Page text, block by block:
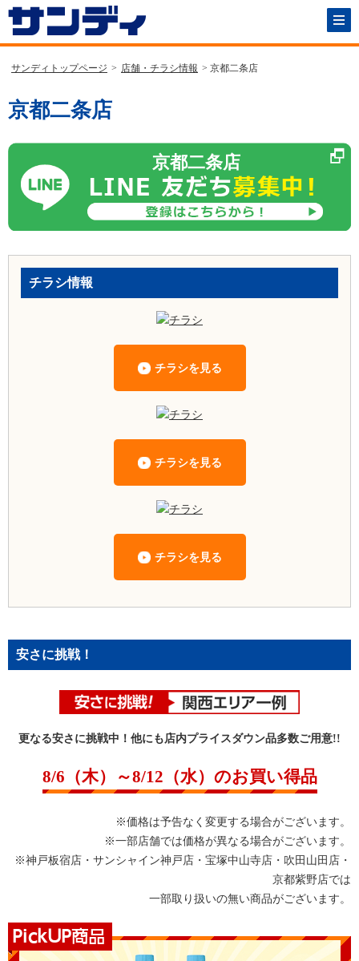
サンディトップページ > 店舗・チラシ情報 > 京都二条店
京都二条店
京都二条店
チラシ情報
チラシを見る
チラシを見る
チラシを見る
安さに挑戦！
更なる安さに挑戦中！他にも店内プライスダウン品多数ご用意!!
8/6（木）～8/12（水）のお買い得品
※価格は予告なく変更する場合がございます。
※一部店舗では価格が異なる場合がございます。
※神戸板宿店・サンシャイン神戸店・宝塚中山寺店・吹田山田店・
京都紫野店では
一部取り扱いの無い商品がございます。